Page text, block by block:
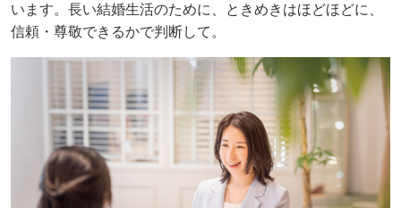
います。長い結婚生活のために、ときめきはほどほどに、
信頼・尊敬できるかで判断して。